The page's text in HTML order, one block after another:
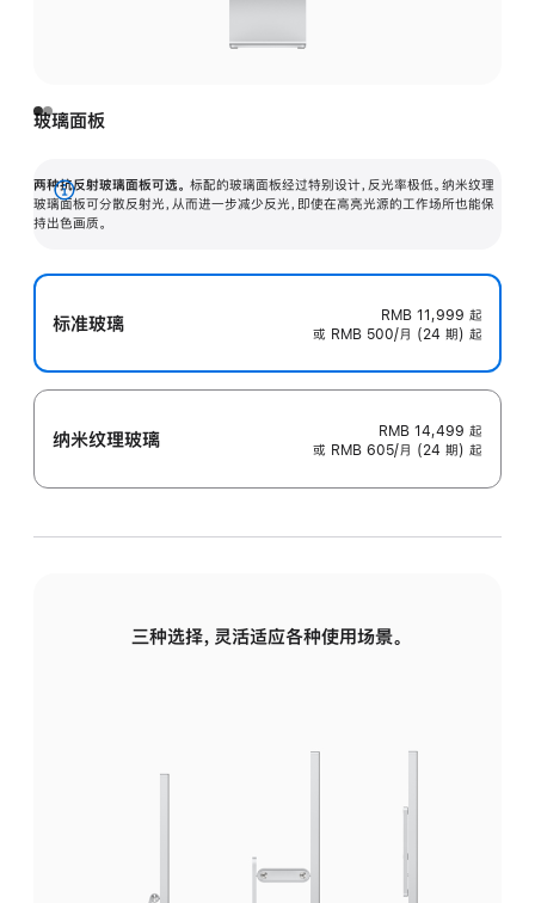
玻璃面板
两种抗反射玻璃面板可选。 标配的玻璃面板经过特别设计，反光率极低。纳米纹理
玻璃面板可分散反射光，从而进一步减少反光，即使在高亮光源的工作场所也能保
持出色画质。
展
开
标准玻璃 RMB 11,999 起
或 RMB 500/月 (24 期) 起
纳米纹理玻璃 RMB 14,499 起
或 RMB 605/月 (24 期) 起
三种选择，灵活适应各种使用场景。